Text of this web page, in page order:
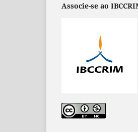
Associe-se ao